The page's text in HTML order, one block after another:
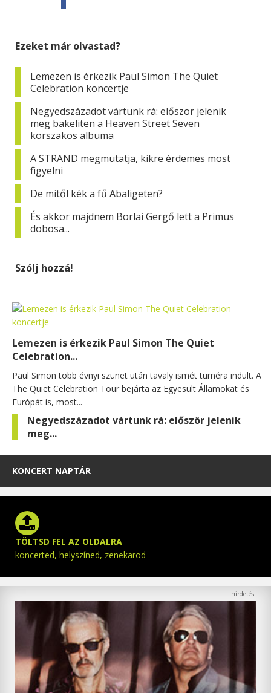
Ezeket már olvastad?
Lemezen is érkezik Paul Simon The Quiet
Celebration koncertje
Negyedszázadot vártunk rá: először jelenik
meg bakeliten a Heaven Street Seven
korszakos albuma
A STRAND megmutatja, kikre érdemes most
figyelni
De mitől kék a fű Abaligeten?
És akkor majdnem Borlai Gergő lett a Primus
dobosa...
Szólj hozzá!
Lemezen is érkezik Paul Simon The Quiet
Celebration...
Paul Simon több évnyi szünet után tavaly ismét turnéra indult. A
The Quiet Celebration Tour bejárta az Egyesült Államokat és
Európát is, most...
Negyedszázadot vártunk rá: először jelenik
meg...
KONCERT NAPTÁR
TÖLTSD FEL AZ OLDALRA
koncerted, helyszíned, zenekarod